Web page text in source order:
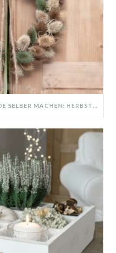
KRANZ AUS WILDEN KARDE SELBER MACHEN: HERBSTDEKO GANZ EINFACH